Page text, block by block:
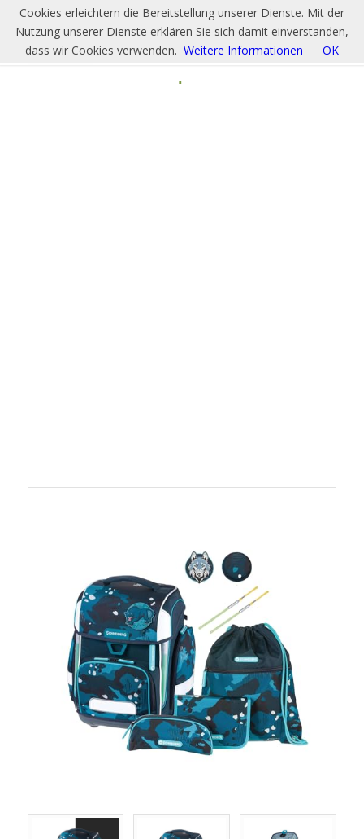
Cookies erleichtern die Bereitstellung unserer Dienste. Mit der
Nutzung unserer Dienste erklären Sie sich damit einverstanden,
dass wir Cookies verwenden. Weitere Informationen OK